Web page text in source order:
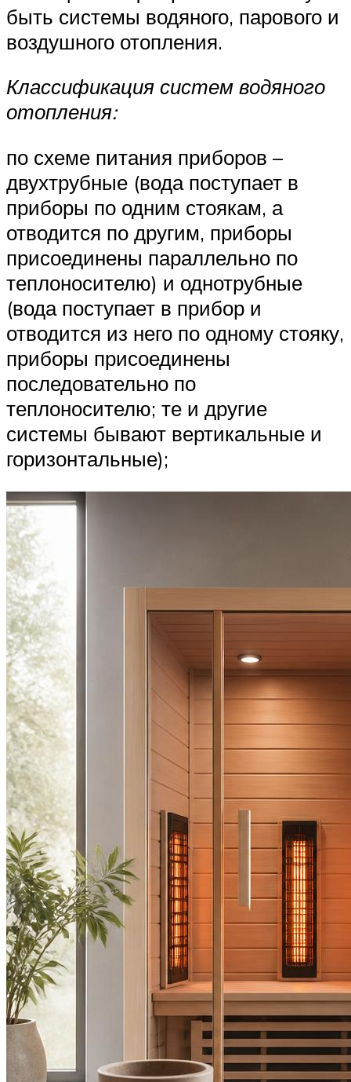
быть системы водяного, парового и
воздушного отопления.
Классификация систем водяного
отопления:
по схеме питания приборов –
двухтрубные (вода поступает в
приборы по одним стоякам, а
отводится по другим, приборы
присоединены параллельно по
теплоносителю) и однотрубные
(вода поступает в прибор и
отводится из него по одному стояку,
приборы присоединены
последовательно по
теплоносителю; те и другие
системы бывают вертикальные и
горизонтальные);